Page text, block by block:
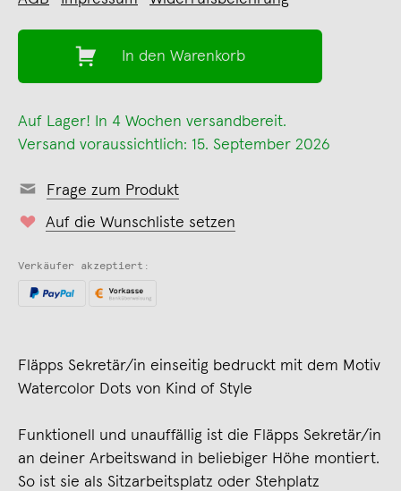
In den Warenkorb
Auf Lager! In 4 Wochen versandbereit.
Versand voraussichtlich: 15. September 2026
Frage zum Produkt
Auf die Wunschliste setzen
Verkäufer akzeptiert:
Fläpps Sekretär/in einseitig bedruckt mit dem Motiv
Watercolor Dots von Kind of Style
Funktionell und unauffällig ist die Fläpps Sekretär/in
an deiner Arbeitswand in beliebiger Höhe montiert.
So ist sie als Sitzarbeitsplatz oder Stehplatz